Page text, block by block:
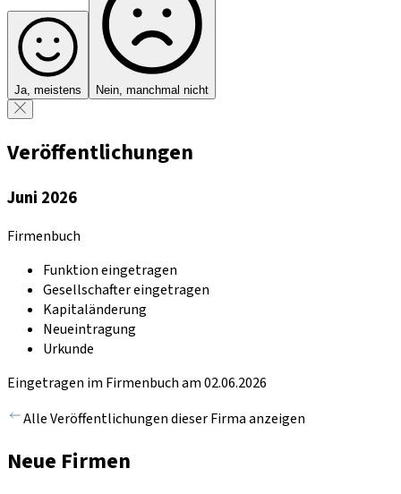
Ja, meistens Nein, manchmal nicht
Veröffentlichungen
Juni 2026
Firmenbuch
Funktion eingetragen
Gesellschafter eingetragen
Kapitaländerung
Neueintragung
Urkunde
Eingetragen im Firmenbuch am 02.06.2026
Alle Veröffentlichungen dieser Firma anzeigen
Neue Firmen